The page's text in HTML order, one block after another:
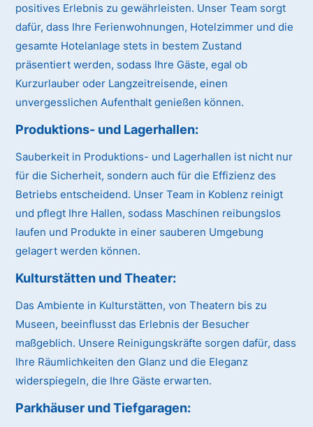
positives Erlebnis zu gewährleisten. Unser Team sorgt
dafür, dass Ihre Ferienwohnungen, Hotelzimmer und die
gesamte Hotelanlage stets in bestem Zustand
präsentiert werden, sodass Ihre Gäste, egal ob
Kurzurlauber oder Langzeitreisende, einen
unvergesslichen Aufenthalt genießen können.
Produktions- und Lagerhallen:
Sauberkeit in Produktions- und Lagerhallen ist nicht nur
für die Sicherheit, sondern auch für die Effizienz des
Betriebs entscheidend. Unser Team in Koblenz reinigt
und pflegt Ihre Hallen, sodass Maschinen reibungslos
laufen und Produkte in einer sauberen Umgebung
gelagert werden können.
Kulturstätten und Theater:
Das Ambiente in Kulturstätten, von Theatern bis zu
Museen, beeinflusst das Erlebnis der Besucher
maßgeblich. Unsere Reinigungskräfte sorgen dafür, dass
Ihre Räumlichkeiten den Glanz und die Eleganz
widerspiegeln, die Ihre Gäste erwarten.
Parkhäuser und Tiefgaragen: